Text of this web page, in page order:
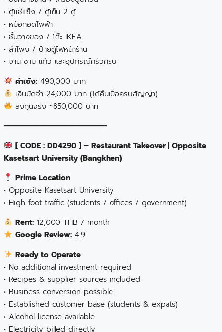
• ตู้แช่แข็ง / ตู้เย็น 2 ตู้
• หม้อทอดไฟฟ้า
• ชั้นวางของ / โต๊ะ IKEA
• ลำโพง / ป้ายตู้ไฟหน้าร้าน
• จาน ชาม แก้ว และอุปกรณ์ครัวครบ
ค่าเซ้ง: 490,000 บาท
เงินมัดจำ 24,000 บาท (ได้คืนเมื่อครบสัญญา)
ลงทุนจริง ~850,000 บาท
━━━━━━━━━━━━━━━━━━━━━━━
[ CODE : DD4290 ] – Restaurant Takeover | Opposite
Kasetsart University (Bangkhen)
Prime Location
• Opposite Kasetsart University
• High foot traffic (students / offices / government)
Rent: 12,000 THB / month
Google Review: 4.9
Ready to Operate
• No additional investment required
• Recipes & supplier sources included
• Business conversion possible
• Established customer base (students & expats)
• Alcohol license available
• Electricity billed directly